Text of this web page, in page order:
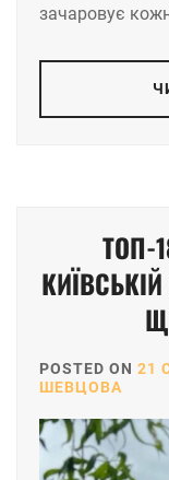
зачаровує
ТОП-
POSTED ON 21
ШЕВЦОВА